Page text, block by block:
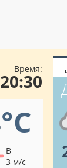
Время:
20:30
°C
В
3 м/с